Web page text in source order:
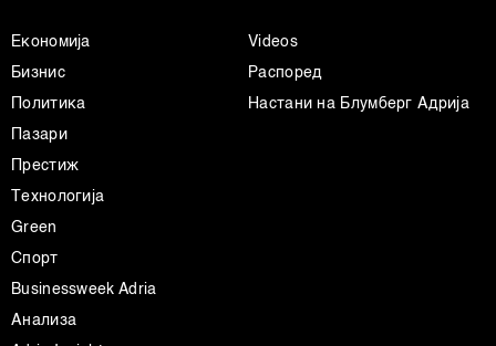
Економија
Бизнис
Политика
Пазари
Престиж
Технологија
Green
Спорт
Businessweek Adria
Анализа
Videos
Распоред
Настани на Блумберг Адрија